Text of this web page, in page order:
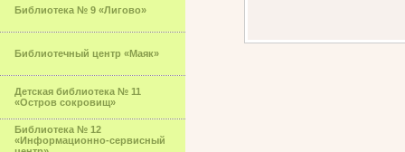
Библиотека № 9 «Лигово»
Библиотечный центр «Маяк»
Детская библиотека № 11
«Остров сокровищ»
Библиотека № 12
«Информационно-сервисный